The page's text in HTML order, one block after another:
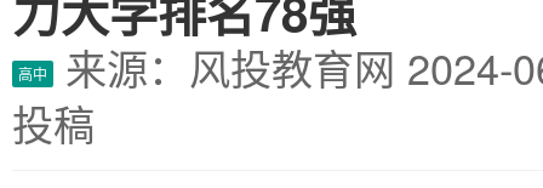
高中 来源：风投教育网 2024-
投稿